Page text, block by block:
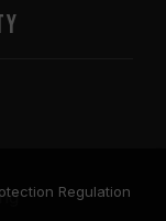
Regulation